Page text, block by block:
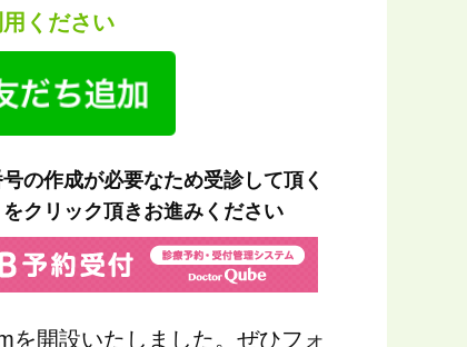
ください
の作成が必要なため受診して頂く
クリック頂きお進みください
開設いたしました。ぜひフォ